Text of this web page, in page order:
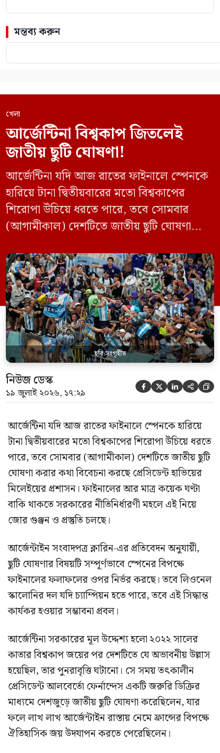
মন্তব্য করুন
খেলা
আর্জেন্টিনা বিশ্বকাপ জিতলেই
জাতীয় ছুটি ঘোষণা!
আর্জেন্টিনা যদি আজ রাতের ফাইনালে স্পেনকে
হারিয়ে টানা দ্বিতীয়বারের মতো বিশ্বকাপের
শিরোপা উঁচিয়ে ধরতে পারে, তবে সোমবার
(আগামীকাল) দেশটিতে জাতীয় ছুটি ঘোষণা
মিলেইয়ের প্রশাসন। ফাইনালের আর মাত্র কয়েক
ঘণ্টা বাকি থাকতে সরকারের নীতিনির্ধারণী মহলে
এই নিয়ে জোর গুঞ্জন ও প্রস্তুতি চলছে।
আর্জেন্টাইন সংবাদপত্র ক্লারিন-এর প্রতিবেদন
অনুযায়ী, ছুটি ঘোষণার বিষয়টি […]
ছবি সংগৃহীত
নিউজ ডেস্ক
১৯ জুলাই ২০২৬, ১৭:২৯     
আর্জেন্টিনা যদি আজ রাতের ফাইনালে স্পেনকে হারিয়ে
টানা দ্বিতীয়বারের মতো বিশ্বকাপের শিরোপা উঁচিয়ে ধরতে
পারে, তবে সোমবার (আগামীকাল) দেশটিতে জাতীয় ছুটি
ঘোষণা করার কথা বিবেচনা করছে প্রেসিডেন্ট হাভিয়ের
মিলেইয়ের প্রশাসন। ফাইনালের আর মাত্র কয়েক ঘণ্টা
বাকি থাকতে সরকারের নীতিনির্ধারণী মহলে এই নিয়ে
জোর গুঞ্জন ও প্রস্তুতি চলছে।
আর্জেন্টাইন সংবাদপত্র ক্লারিন-এর প্রতিবেদন অনুযায়ী,
ছুটি ঘোষণার বিষয়টি সম্পূর্ণভাবে স্পেনের বিপক্ষে
ফাইনালের ফলাফলের ওপর নির্ভর করছে। তবে লিওনেল
স্কালোনির দল যদি চ্যাম্পিয়ন হতে পারে, তবে এই সিদ্ধান্ত
কার্যকর হওয়ার সম্ভাবনা প্রবল।
আর্জেন্টিনা সরকারের মূল উদ্দেশ্য হলো ২০২২ সালের
কাতার বিশ্বকাপ জয়ের পর দেশটিতে যে অভাবনীয় উল্লাস
হয়েছিল, তার পুনরাবৃত্তি ঘটানো। সে সময় তৎকালীন
প্রেসিডেন্ট আলবের্তো ফের্নান্দেস একটি জরুরি ডিক্রির
মাধ্যমে দেশজুড়ে জাতীয় ছুটি ঘোষণা করেছিলেন, যার
ফলে লাখ লাখ আর্জেন্টাইন রাস্তায় নেমে ফ্রান্সের বিপক্ষে
ঐতিহাসিক জয় উদযাপন করতে পেরেছিলেন।